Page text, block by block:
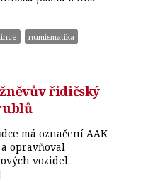
numismatika
řidičský
má označení AAK
opravňoval
vozidel.